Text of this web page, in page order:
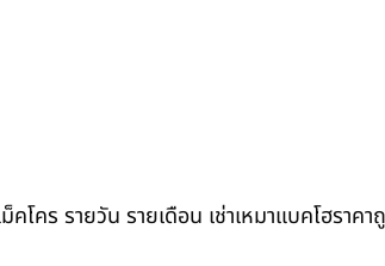
โคร รายวัน รายเดือน เช่าเหมาแบคโฮราค